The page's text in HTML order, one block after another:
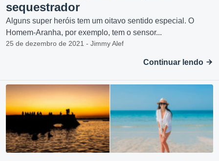
sequestrador
Alguns super heróis tem um oitavo sentido especial. O
Homem-Aranha, por exemplo, tem o sensor...
25 de dezembro de 2021 - Jimmy Alef
Continuar lendo